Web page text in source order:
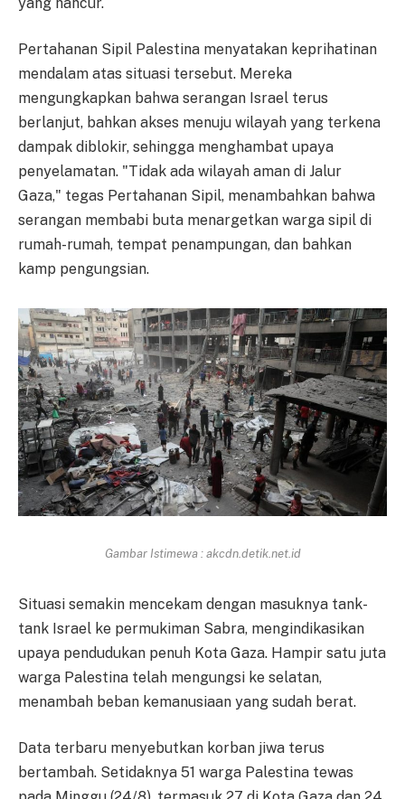
Pertahanan Sipil Palestina menyatakan keprihatinan
mendalam atas situasi tersebut. Mereka
mengungkapkan bahwa serangan Israel terus
berlanjut, bahkan akses menuju wilayah yang terkena
dampak diblokir, sehingga menghambat upaya
penyelamatan. "Tidak ada wilayah aman di Jalur
Gaza," tegas Pertahanan Sipil, menambahkan bahwa
serangan membabi buta menargetkan warga sipil di
rumah-rumah, tempat penampungan, dan bahkan
kamp pengungsian.
Gambar Istimewa : akcdn.detik.net.id
Situasi semakin mencekam dengan masuknya tank-
tank Israel ke permukiman Sabra, mengindikasikan
upaya pendudukan penuh Kota Gaza. Hampir satu juta
warga Palestina telah mengungsi ke selatan,
menambah beban kemanusiaan yang sudah berat.
Data terbaru menyebutkan korban jiwa terus
bertambah. Setidaknya 51 warga Palestina tewas